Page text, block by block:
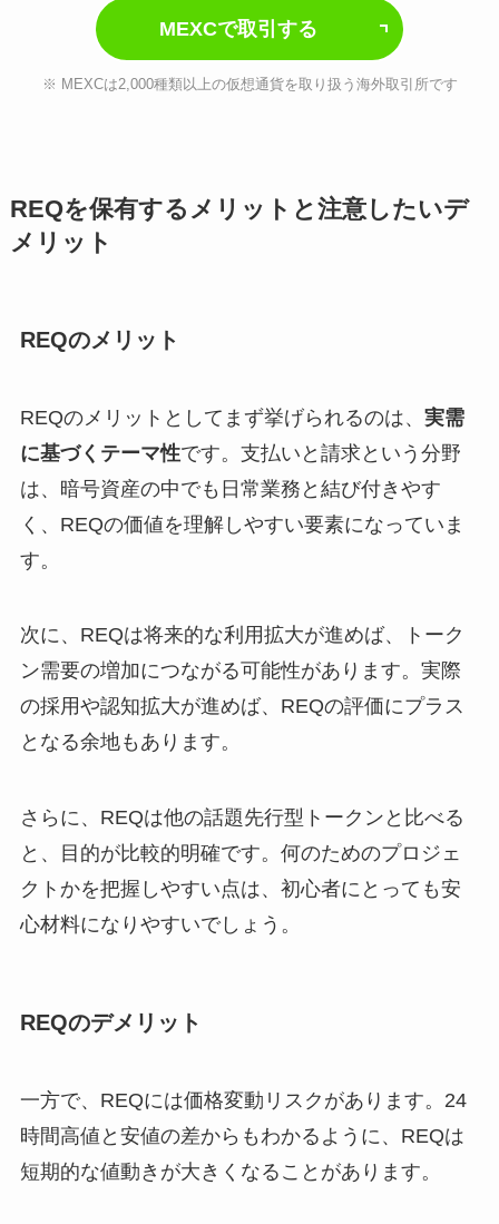
MEXCで取引する
※ MEXCは2,000種類以上の仮想通貨を取り扱う海外取引所です
REQを保有するメリットと注意したいデ
メリット
REQのメリット
REQのメリットとしてまず挙げられるのは、 実需
に基づくテーマ性です。支払いと請求という分野
は、暗号資産の中でも日常業務と結び付きやす
く、REQの価値を理解しやすい要素になっていま
す。
次に、REQは将来的な利用拡大が進めば、トーク
ン需要の増加につながる可能性があります。実際
の採用や認知拡大が進めば、REQの評価にプラス
となる余地もあります。
さらに、REQは他の話題先行型トークンと比べる
と、目的が比較的明確です。何のためのプロジェ
クトかを把握しやすい点は、初心者にとっても安
心材料になりやすいでしょう。
REQのデメリット
一方で、REQには価格変動リスクがあります。24
時間高値と安値の差からもわかるように、REQは
短期的な値動きが大きくなることがあります。